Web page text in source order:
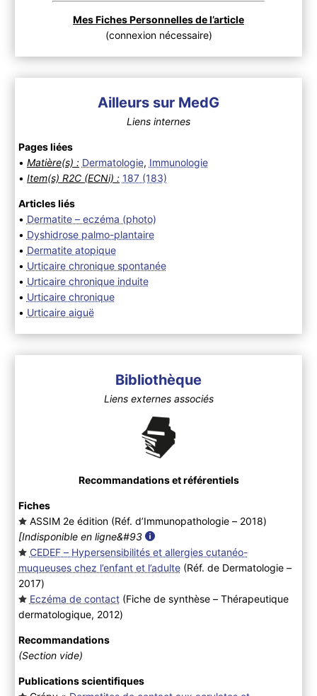
Mes Fiches Personnelles de l’article
(connexion nécessaire)
Ailleurs sur MedG
Liens internes
Pages liées
• Matière(s) : Dermatologie, Immunologie
• Item(s) R2C (ECNi) : 187 (183)
Articles liés
• Dermatite – eczéma (photo)
• Dyshidrose palmo-plantaire
• Dermatite atopique
• Urticaire chronique spontanée
• Urticaire chronique induite
• Urticaire chronique
• Urticaire aiguë
Bibliothèque
Liens externes associés
Recommandations et référentiels
Fiches
ASSIM 2e édition (Réf. d’Immunopathologie – 2018)
[Indisponible en ligne&#93
CEDEF – Hypersensibilités et allergies cutanéo-
muqueuses chez l’enfant et l’adulte(Réf. de Dermatologie –
2017)
Eczéma de contact(Fiche de synthèse – Thérapeutique
dermatologique, 2012)
Recommandations
(Section vide)
Publications scientifiques